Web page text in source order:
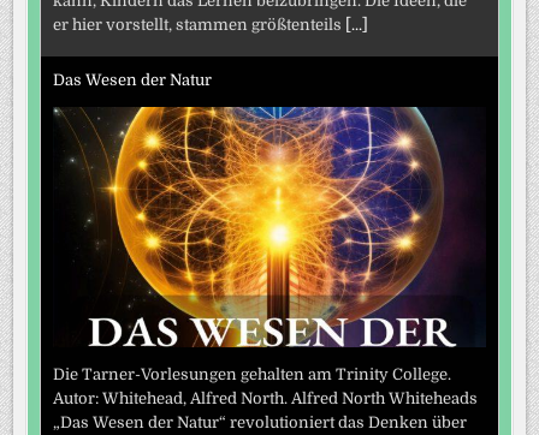
er hier vorstellt, stammen größtenteils
[...]
Das Wesen der Natur
Die Tarner-Vorlesungen gehalten am Trinity College.
Autor: Whitehead, Alfred North. Alfred North Whiteheads
„Das Wesen der Natur“ revolutioniert das Denken über